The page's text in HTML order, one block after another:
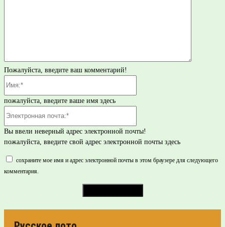
Пожалуйста, введите ваш комментарий!
пожалуйста, введите ваше имя здесь
Вы ввели неверный адрес электронной почты!
пожалуйста, введите свой адрес электронной почты здесь
сохраните мое имя и адрес электронной почты в этом браузере для следующего
комментария.